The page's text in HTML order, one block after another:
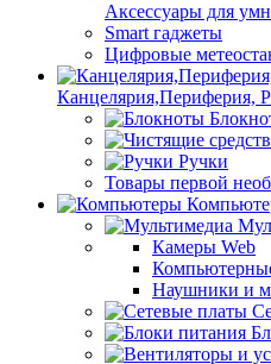
Аксессуары для
Smart гаджеты
Цифровые
Канцелярия,Периферия,
Ручки
Товары первой
Камеры Web
Наушники и